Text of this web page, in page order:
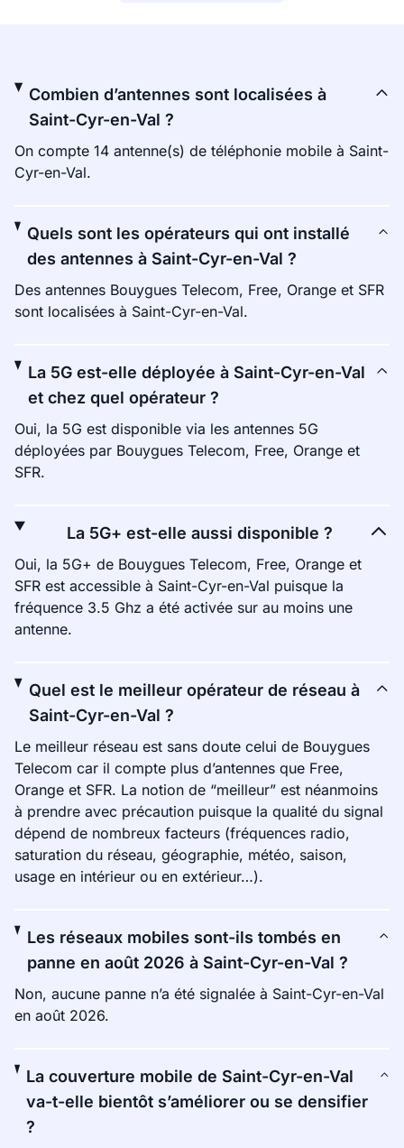
Combien d’antennes sont localisées à
Saint-Cyr-en-Val ?
On compte 14 antenne(s) de téléphonie mobile à Saint-
Cyr-en-Val.
Quels sont les opérateurs qui ont installé
des antennes à Saint-Cyr-en-Val ?
Des antennes Bouygues Telecom, Free, Orange et SFR
sont localisées à Saint-Cyr-en-Val.
La 5G est-elle déployée à Saint-Cyr-en-Val
et chez quel opérateur ?
Oui, la 5G est disponible via les antennes 5G
déployées par Bouygues Telecom, Free, Orange et
SFR.
La 5G+ est-elle aussi disponible ?
Oui, la 5G+ de Bouygues Telecom, Free, Orange et
SFR est accessible à Saint-Cyr-en-Val puisque la
fréquence 3.5 Ghz a été activée sur au moins une
antenne.
Quel est le meilleur opérateur de réseau à
Saint-Cyr-en-Val ?
Le meilleur réseau est sans doute celui de Bouygues
Telecom car il compte plus d’antennes que Free,
Orange et SFR. La notion de “meilleur” est néanmoins
à prendre avec précaution puisque la qualité du signal
dépend de nombreux facteurs (fréquences radio,
saturation du réseau, géographie, météo, saison,
usage en intérieur ou en extérieur…).
Les réseaux mobiles sont-ils tombés en
panne en août 2026 à Saint-Cyr-en-Val ?
Non, aucune panne n’a été signalée à Saint-Cyr-en-Val
en août 2026.
La couverture mobile de Saint-Cyr-en-Val
va-t-elle bientôt s’améliorer ou se densifier
?